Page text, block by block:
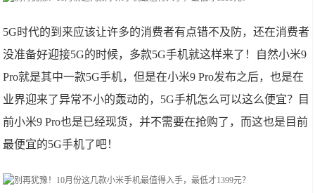
5G时代的到来应该让许多的消费者有点错不及防，还在消费者
没准备好迎接5G的时候，多款5G手机就这样来了！自然小米9
Pro就是其中一款5G手机，但是在小米9 Pro发布之后，也是在
业界迎来了异常不小的轰动的，5G手机怎么可以这么便宜？目
前小米9 Pro也是已经现货，并不需要在抢购了，而这也是目前
最便宜的5G手机了吧！